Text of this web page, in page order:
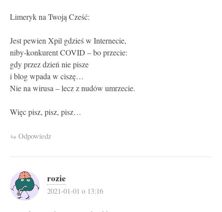
Limeryk na Twoją Cześć:
Jest pewien Xpil gdzieś w Internecie,
niby-konkurent COVID – bo przecie:
gdy przez dzień nie pisze
i blog wpada w ciszę…
Nie na wirusa – lecz z nudów umrzecie.
Więc pisz, pisz, pisz…
Odpowiedz
rozie
2021-01-01 o 13:16